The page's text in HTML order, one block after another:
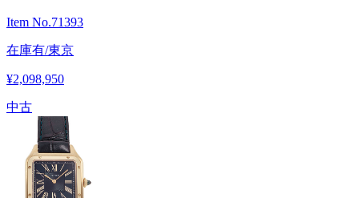
Item No.71393
在庫有/東京
¥2,098,950
中古